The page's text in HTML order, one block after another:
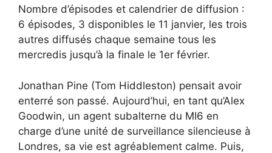
Nombre d’épisodes et calendrier de diffusion :
6 épisodes, 3 disponibles le 11 janvier, les trois
autres diffusés chaque semaine tous les
mercredis jusqu’à la finale le 1er février.
Jonathan Pine (Tom Hiddleston) pensait avoir
enterré son passé. Aujourd’hui, en tant qu’Alex
Goodwin, un agent subalterne du MI6 en
charge d’une unité de surveillance silencieuse à
Londres, sa vie est agréablement calme. Puis,